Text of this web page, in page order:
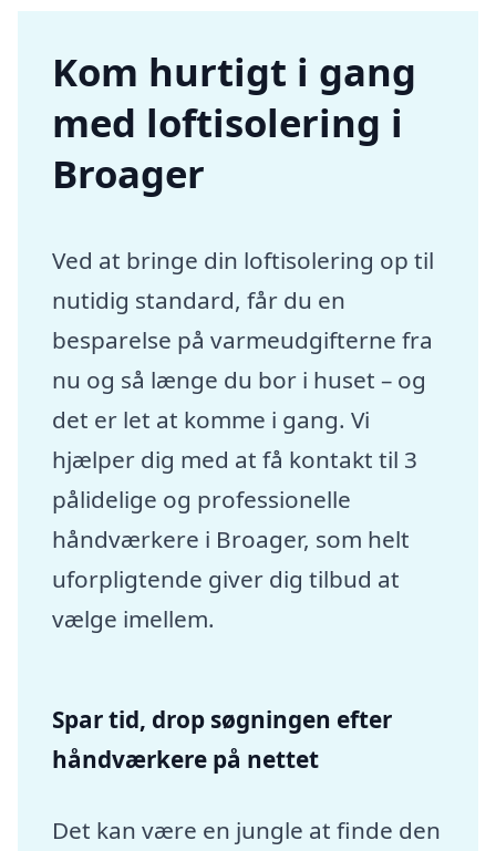
Kom hurtigt i gang
med loftisolering i
Broager
Ved at bringe din loftisolering op til
nutidig standard, får du en
besparelse på varmeudgifterne fra
nu og så længe du bor i huset – og
det er let at komme i gang. Vi
hjælper dig med at få kontakt til 3
pålidelige og professionelle
håndværkere i Broager, som helt
uforpligtende giver dig tilbud at
vælge imellem.
Spar tid, drop søgningen efter
håndværkere på nettet
Det kan være en jungle at finde den